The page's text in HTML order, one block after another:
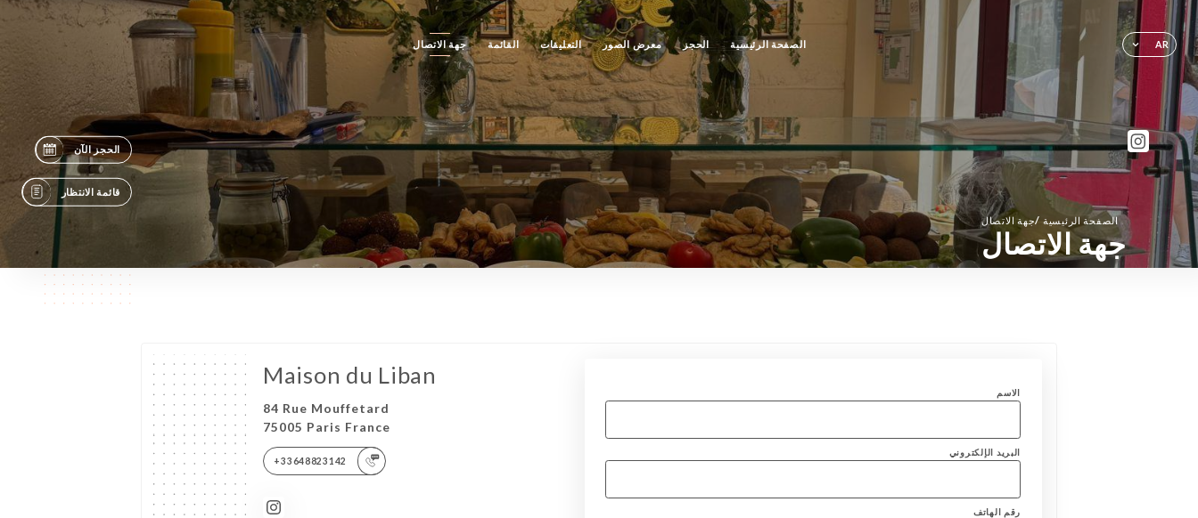
AR الصفحة الرئيسية الحجز معرض الصور التعليقات القائمة جهة الاتصال
الحجز الآن
قائمة الانتظار
الصفحة الرئيسية /جهة الاتصال
جهة الاتصال
Maison du Liban
84 Rue Mouffetard
75005 Paris France
+33648823142
الاسم
البريد الإلكتروني
رقم الهاتف